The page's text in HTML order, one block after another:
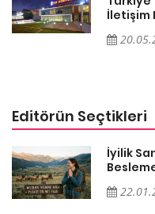
İletişim
Editörün Seçtikleri
İyilik